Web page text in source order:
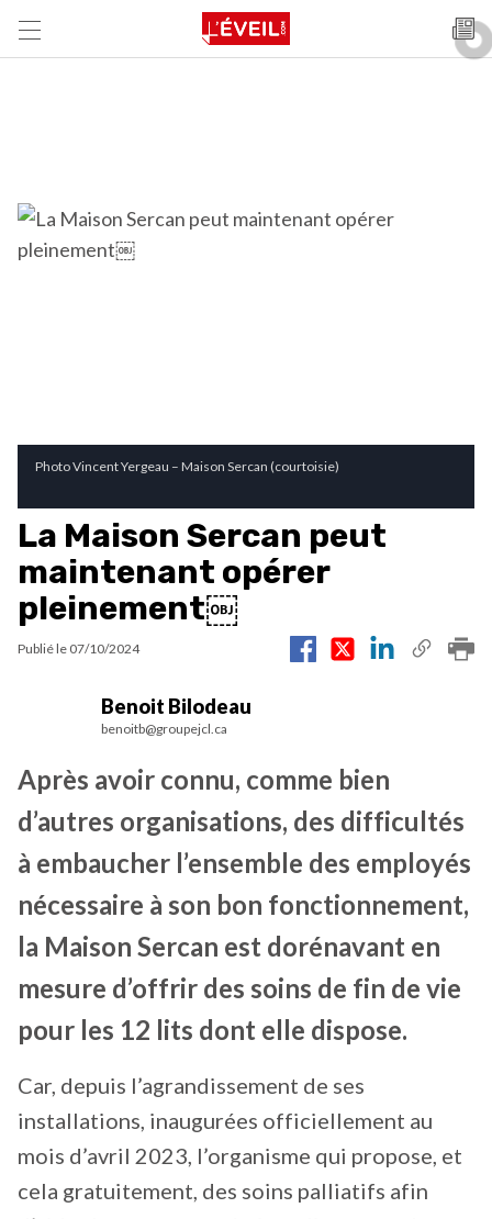
Photo Vincent Yergeau – Maison Sercan (courtoisie)
La Maison Sercan peut
maintenant opérer
pleinement￼
Publié le 07/10/2024
Benoit Bilodeau
benoitb@groupejcl.ca
Après avoir connu, comme bien
d’autres organisations, des difficultés
à embaucher l’ensemble des employés
nécessaire à son bon fonctionnement,
la Maison Sercan est dorénavant en
mesure d’offrir des soins de fin de vie
pour les 12 lits dont elle dispose.
Car, depuis l’agrandissement de ses
installations, inaugurées officiellement au
mois d’avril 2023, l’organisme qui propose, et
cela gratuitement, des soins palliatifs afin